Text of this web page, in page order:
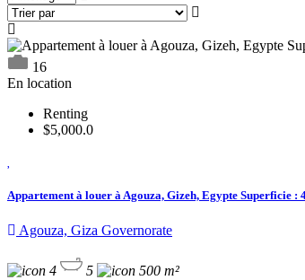
16
En location
Renting
$5,000.0
Appartement à louer à Agouza, Gizeh, Egypte Superficie :
Agouza, Giza Governorate
4 5 500 m²